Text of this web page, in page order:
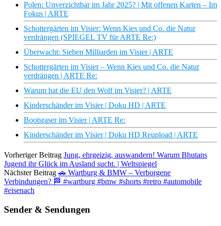
Polen: Unverzichtbar im Jahr 2025? | Mit offenen Karten – Im
Fokus | ARTE
Schottergärten im Visier: Wenn Kies und Co. die Natur
verdrängen (SPIEGEL TV für ARTE Re:)
Überwacht: Sieben Milliarden im Visier | ARTE
Schottergärten im Visier – Wenn Kies und Co. die Natur
verdrängen | ARTE Re:
Warum hat die EU den Wolf im Visier? | ARTE
Kinderschänder im Visier | Doku HD | ARTE
Bootsraser im Visier | ARTE Re:
Kinderschänder im Visier | Doku HD Reupload | ARTE
Vorheriger Beitrag Jung, ehrgeizig, auswandern! Warum Bhutans
Jugend ihr Glück im Ausland sucht. | Weltspiegel
Nächster Beitrag 🚗 Wartburg & BMW – Verborgene
Verbindungen? 🏁 #wartburg #bmw #shorts #retro #automobile
#eisenach
Sender & Sendungen